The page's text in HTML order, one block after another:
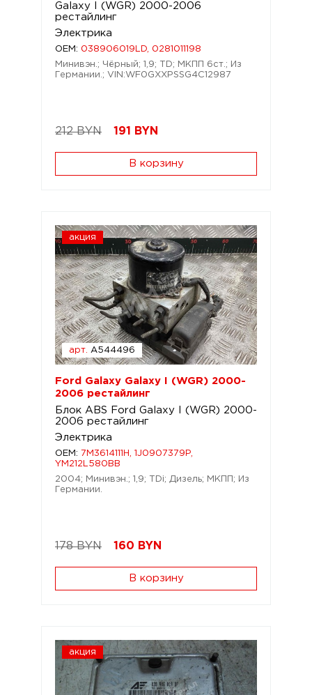
Galaxy I (WGR) 2000-2006
рестайлинг
Электрика
OEM: 038906019LD, 0281011198
Минивэн.; Чёрный; 1,9; TD; МКПП 6ст.; Из
Германии.; VIN:WF0GXXPSSG4C12987
212 BYN 191 BYN
В корзину
акция
арт. A544496
Ford Galaxy Galaxy I (WGR) 2000-
2006 рестайлинг
Блок ABS Ford Galaxy I (WGR) 2000-
2006 рестайлинг
Электрика
OEM:
7M3614111H, 1J0907379P,
YM212L580BB
2004; Минивэн.; 1,9; TDi; Дизель; МКПП; Из
Германии.
178 BYN 160 BYN
В корзину
акция